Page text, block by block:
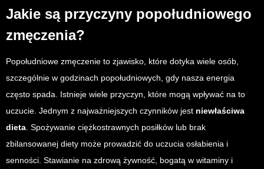
Jakie są przyczyny popołudniowego
zmęczenia?
Popołudniowe zmęczenie to zjawisko, które dotyka wiele osób,
szczególnie w godzinach popołudniowych, gdy nasza energia
często spada. Istnieje wiele przyczyn, które mogą wpływać na to
uczucie. Jednym z najważniejszych czynników jest niewłaściwa
dieta . Spożywanie ciężkostrawnych posiłków lub brak
zbilansowanej diety może prowadzić do uczucia osłabienia i
senności. Stawianie na zdrową żywność, bogatą w witaminy i